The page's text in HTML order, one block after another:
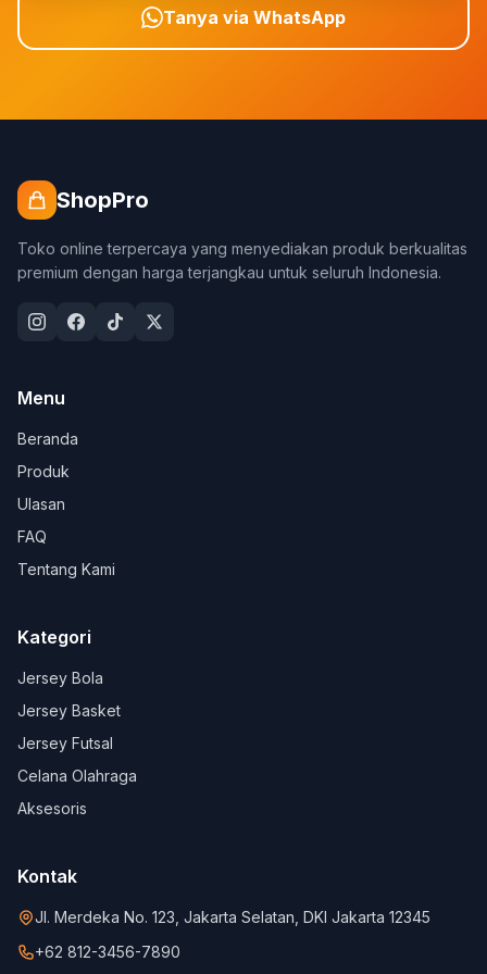
Tanya via WhatsApp
ShopPro
Toko online terpercaya yang menyediakan produk berkualitas
premium dengan harga terjangkau untuk seluruh Indonesia.
Menu
Beranda
Produk
Ulasan
FAQ
Tentang Kami
Kategori
Jersey Bola
Jersey Basket
Jersey Futsal
Celana Olahraga
Aksesoris
Kontak
Jl. Merdeka No. 123, Jakarta Selatan, DKI Jakarta 12345
+62 812-3456-7890